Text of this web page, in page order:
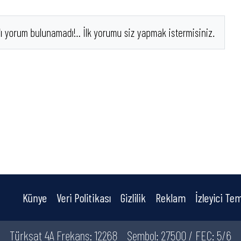
yorum bulunamadı!.. İlk yorumu siz yapmak istermisiniz.
Künye Veri Politikası Gizlilik Reklam İzleyici
Türksat 4A Frekans: 12268 Sembol: 27500 / FEC: 5/6